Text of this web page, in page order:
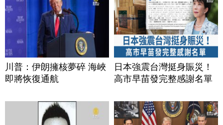
川普：伊朗擁核夢碎 海峽
即將恢復通航
日本強震台灣挺身賑災！
高市早苗發完整感謝名單